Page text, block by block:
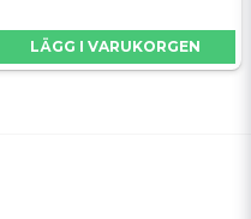
LÄGG I VARUKORGEN